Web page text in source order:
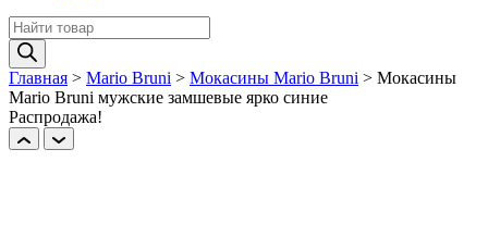
Поиск
товаров
Главная > Mario Bruni > Мокасины Mario Bruni > Мокасины
Mario Bruni мужские замшевые ярко синие
Распродажа!